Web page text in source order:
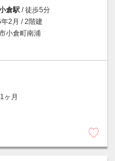
倉駅/ 徒歩5分
2月 / 2階建
小倉町南浦
1ヶ月